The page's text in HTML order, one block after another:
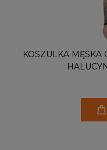
KOSZULKA MĘSKA